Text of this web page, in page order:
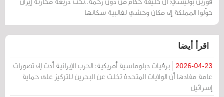
حوّلوا المملكة إلى مكان وحشي لغالبية سكانها
اقرأ أيضا
2026-04-23
برقيات دبلوماسية أمريكية: الحرب الإيرانية أدت إلى تصورات
عامة مفادها أن الولايات المتحدة تخلت عن البحرين للتركيز على حماية
إسرائيل